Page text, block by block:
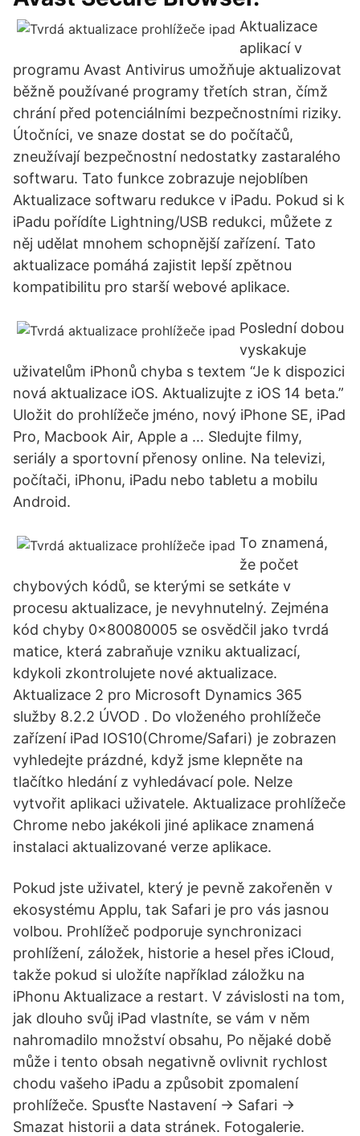
Aktualizace
aplikací v
programu Avast Antivirus umožňuje aktualizovat
běžně používané programy třetích stran, čímž
chrání před potenciálními bezpečnostními riziky.
Útočníci, ve snaze dostat se do počítačů,
zneužívají bezpečnostní nedostatky zastaralého
softwaru. Tato funkce zobrazuje nejoblíben
Aktualizace softwaru redukce v iPadu. Pokud si k
iPadu pořídíte Lightning/USB redukci, můžete z
něj udělat mnohem schopnější zařízení. Tato
aktualizace pomáhá zajistit lepší zpětnou
kompatibilitu pro starší webové aplikace.
Poslední dobou
vyskakuje
uživatelům iPhonů chyba s textem “Je k dispozici
nová aktualizace iOS. Aktualizujte z iOS 14 beta.”
Uložit do prohlížeče jméno, nový iPhone SE, iPad
Pro, Macbook Air, Apple a … Sledujte filmy,
seriály a sportovní přenosy online. Na televizi,
počítači, iPhonu, iPadu nebo tabletu a mobilu
Android.
To znamená,
že počet
chybových kódů, se kterými se setkáte v
procesu aktualizace, je nevyhnutelný. Zejména
kód chyby 0x80080005 se osvědčil jako tvrdá
matice, která zabraňuje vzniku aktualizací,
kdykoli zkontrolujete nové aktualizace.
Aktualizace 2 pro Microsoft Dynamics 365
služby 8.2.2 ÚVOD . Do vloženého prohlížeče
zařízení iPad IOS10(Chrome/Safari) je zobrazen
vyhledejte prázdné, když jsme klepněte na
tlačítko hledání z vyhledávací pole. Nelze
vytvořit aplikaci uživatele. Aktualizace prohlížeče
Chrome nebo jakékoli jiné aplikace znamená
instalaci aktualizované verze aplikace.
Pokud jste uživatel, který je pevně zakořeněn v
ekosystému Applu, tak Safari je pro vás jasnou
volbou. Prohlížeč podporuje synchronizaci
prohlížení, záložek, historie a hesel přes iCloud,
takže pokud si uložíte například záložku na
iPhonu Aktualizace a restart. V závislosti na tom,
jak dlouho svůj iPad vlastníte, se vám v něm
nahromadilo množství obsahu, Po nějaké době
může i tento obsah negativně ovlivnit rychlost
chodu vašeho iPadu a způsobit zpomalení
prohlížeče. Spusťte Nastavení -> Safari ->
Smazat historii a data stránek. Fotogalerie.